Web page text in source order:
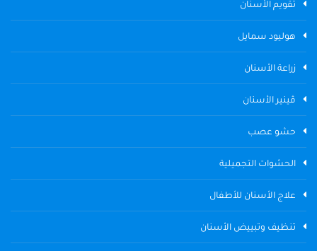
تقويم الأسنان
هوليود سمايل
زراعة الأسنان
ڤينير الأسنان
حشو عصب
الحشوات التجميلية
علاج الأسنان للأطفال
تنظيف وتبييض الأسنان